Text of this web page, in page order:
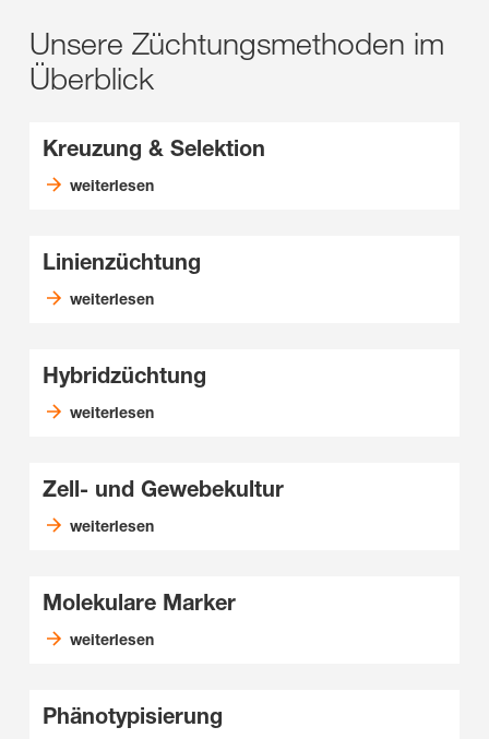
Unsere Züchtungsmethoden im
Überblick
Kreuzung & Selektion
weiterlesen
Linienzüchtung
weiterlesen
Hybridzüchtung
weiterlesen
Zell- und Gewebekultur
weiterlesen
Molekulare Marker
weiterlesen
Phänotypisierung